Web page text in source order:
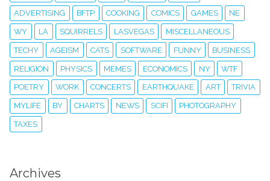
ADVERTISING BFTP COOKING COMICS GAMES NE
WY LA SQUIRRELS LASVEGAS MISCELLANEOUS
TECHY AGEISM CATS SOFTWARE FUNNY BUSINESS
RELIGION PHYSICS MEMES ECONOMICS NY WTF
POETRY WORK CONCERTS EARTHQUAKE ART TRIVIA
MYLIFE BY CHARTS NEWS SCIFI PHOTOGRAPHY
TAXES
Archives